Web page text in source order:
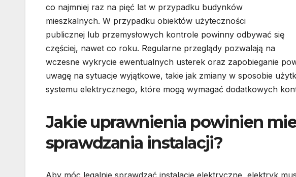
co najmniej raz na pięć lat w przypadku budynków
mieszkalnych. W przypadku obiektów użyteczności
publicznej lub przemysłowych kontrole powinny odbywać się
częściej, nawet co roku. Regularne przeglądy pozwalają na
wczesne wykrycie ewentualnych usterek oraz zapobieganie
uwagę na sytuacje wyjątkowe, takie jak zmiany w sposobie
systemu elektrycznego, które mogą wymagać dodatkowych
Jakie uprawnienia powinien
sprawdzania instalacji?
Aby móc legalnie sprawdzać instalacje elektryczne, elektryk